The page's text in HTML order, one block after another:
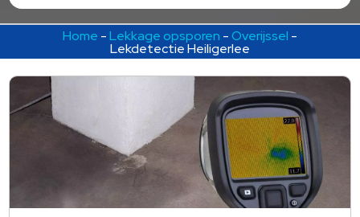
Home -Lekkage opsporen -Overijssel -
Lekdetectie Heiligerlee